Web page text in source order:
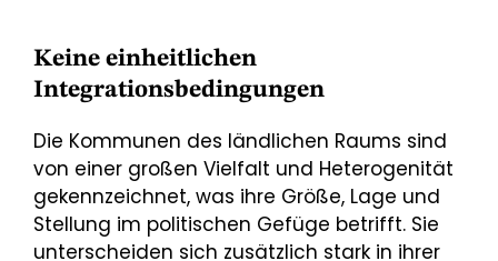
Keine einheitlichen
Integrationsbedingungen
Die Kommunen des ländlichen Raums sind
von einer großen Vielfalt und Heterogenität
gekennzeichnet, was ihre Größe, Lage und
Stellung im politischen Gefüge betrifft. Sie
unterscheiden sich zusätzlich stark in ihrer